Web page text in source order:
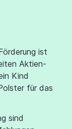
ist
Aktien-
Kind
für das
sind